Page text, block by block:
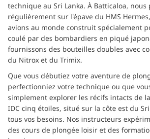
technique au Sri Lanka. À Batticaloa, nous
régulièrement sur l'épave du HMS
avions au monde construit spécialement
coulé par des bombardiers en piqué
fournissons des bouteilles doubles avec
du Nitrox et du Trimix.
Que vous débutiez votre aventure de
perfectionniez votre technique ou que
simplement explorer les récifs intacts de
IDC cinq étoiles, situé sur la côte est du
tous vos besoins. Nos instructeurs
des cours de plongée loisir et des